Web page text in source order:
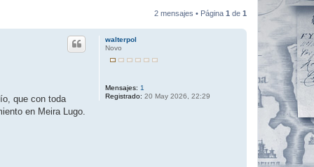
2 mensajes • Página 1 de 1
walterpol
Novo
Mensajes: 1
Registrado: 20 May 2026, 22:29
que con toda
en Meira Lugo.